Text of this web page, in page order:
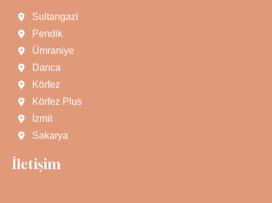
Sultangazi
Pendik
Ümraniye
Darıca
Körfez
Körfez Plus
İzmit
Sakarya
İletişim